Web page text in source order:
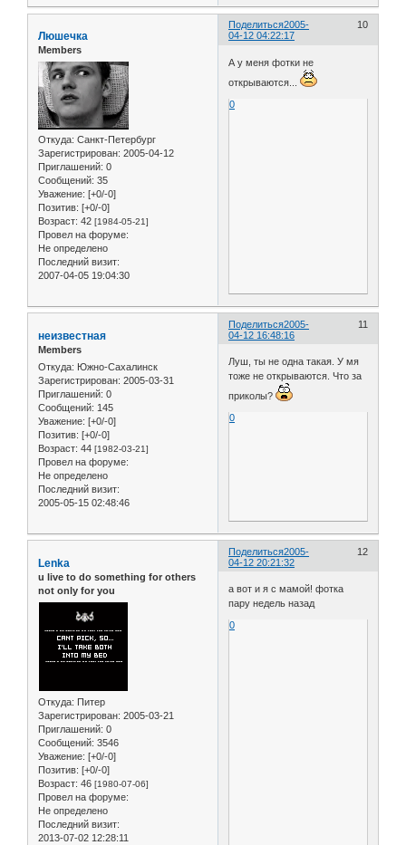
Поделиться 10
2005-
04-12 04:22:17
Люшечка
Members
Откуда: Санкт-Петербург
Зарегистрирован: 2005-04-12
Приглашений: 0
Сообщений: 35
Уважение: [+0/-0]
Позитив: [+0/-0]
Возраст: 42 [1984-05-21]
Провел на форуме:
Не определено
Последний визит:
2007-04-05 19:04:30
А у меня фотки не
открываются...
0
Поделиться 11
2005-
04-12 16:48:16
неизвестная
Members
Откуда: Южно-Сахалинск
Зарегистрирован: 2005-03-31
Приглашений: 0
Сообщений: 145
Уважение: [+0/-0]
Позитив: [+0/-0]
Возраст: 44 [1982-03-21]
Провел на форуме:
Не определено
Последний визит:
2005-05-15 02:48:46
Луш, ты не одна такая. У мя
тоже не открываются. Что за
приколы?
0
Поделиться 12
2005-
04-12 20:21:32
Lenka
u live to do something for others
not only for you
Откуда: Питер
Зарегистрирован: 2005-03-21
Приглашений: 0
Сообщений: 3546
Уважение: [+0/-0]
Позитив: [+0/-0]
Возраст: 46 [1980-07-06]
Провел на форуме:
Не определено
Последний визит:
2013-07-02 12:28:11
а вот и я с мамой! фотка
пару недель назад
0